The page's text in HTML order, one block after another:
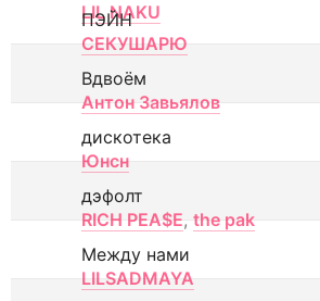
LIL NAKU
ПЭЙН
СЕКУШАРЮ
Вдвоём
Антон Завьялов
дискотека
Юнсн
дэфолт
RICH PEA$E, the pak
Между нами
LILSADMAYA